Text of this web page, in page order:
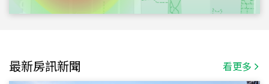
最新房訊新聞 看更多